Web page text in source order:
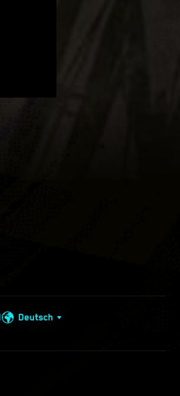
Deutsch